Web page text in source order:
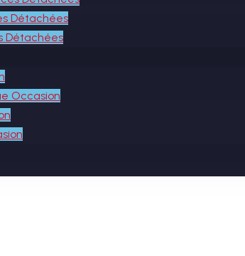
Détachées
Détachées
Occasion